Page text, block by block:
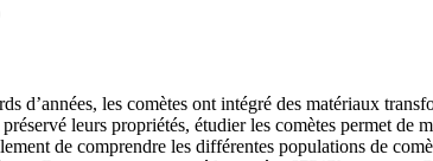
d’années, les comètes ont intégré des matériaux
leurs propriétés, étudier les comètes permet
de comprendre les différentes populations de